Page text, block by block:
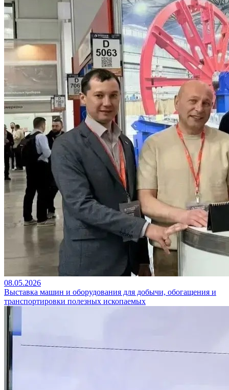
08.05.2026
Выставка машин и оборудования для добычи, обогащения и
транспортировки полезных ископаемых